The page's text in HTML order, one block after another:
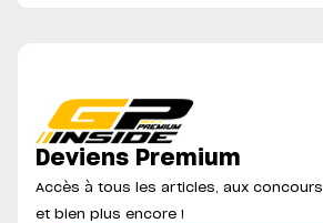
Deviens Premium
Accès à tous les articles, aux concours
et bien plus encore !